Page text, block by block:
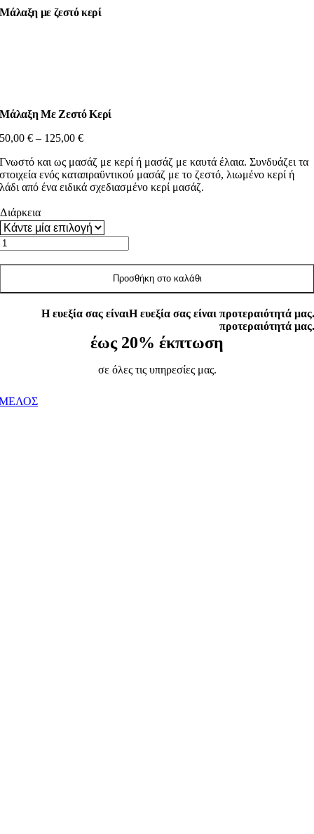
Μετάβαση
Μάλαξη με ζεστό κερί
Μάλαξη Με Ζεστό Κερί
50,00€ – 125,00€Price
50,00 €
through
125,00 €
Γνωστό και ως μασάζ με κερί ή μασάζ με καυτά έλαια. Συνδυάζει τα
στοιχεία ενός καταπραϋντικού μασάζ με το ζεστό, λιωμένο κερί ή
λάδι από ένα ειδικά σχεδιασμένο κερί μασάζ.
Διάρκεια
Προσθήκη στο καλάθι
Η ευεξία σας είναι προτεραιότητά μας.
Η ευεξία σας είναι
προτεραιότητά μας.
έως 20% έκπτωση
σε όλες τις υπηρεσίες μας.